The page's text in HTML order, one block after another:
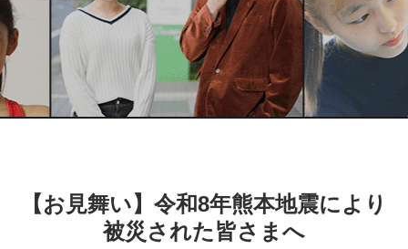
【お見舞い】令和8年熊本地震により
被災された皆さまへ